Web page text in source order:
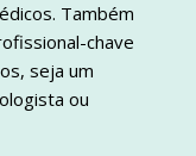
Também
chave
seja um
ou